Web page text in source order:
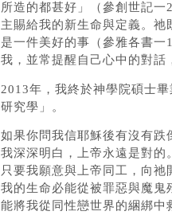
所造的都甚好」（參創世記
主賜給我的新生命與定義。
是一件美好的事（參雅各書
我，並常提醒自己心中的對話
2013年，我終於神學院碩士
研究學」。
如果你問我信耶穌後有沒有跌
我深深明白，上帝永遠是對的
只要我願意與上帝同工，向祂
我的生命必能從被罪惡與魔鬼
能將我從同性戀世界的綑綁中